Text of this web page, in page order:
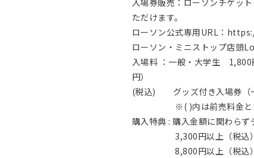
入場券販売：ローソンチケッ
ただけます。
ローソン公式専用URL：
ローソン・ミニストップ店頭
入場料 ：一般・大学生
円）
(税込) グッズ付き入場券（
※( )内は前売料金となり
購入特典 : 購入金額に関わら
3,300円以上（税込）ご
8,800円以上（税込）ご